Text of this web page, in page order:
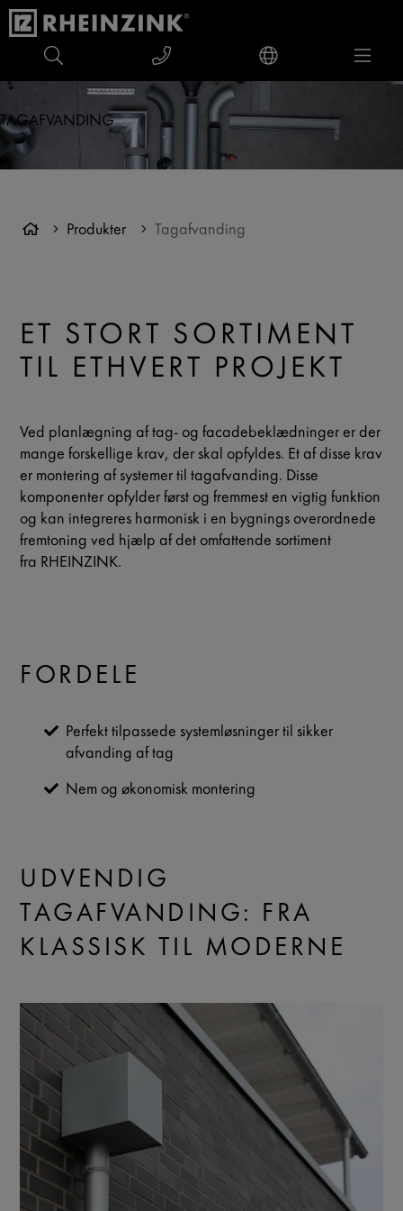
TAGAFVANDING
Produkter Tagafvanding
ET STORT SORTIMENT
TIL ETHVERT PROJEKT
Ved planlægning af tag- og facadebeklædninger er der
mange forskellige krav, der skal opfyldes. Et af disse krav
er montering af systemer til tagafvanding. Disse
komponenter opfylder først og fremmest en vigtig funktion
og kan integreres harmonisk i en bygnings overordnede
fremtoning ved hjælp af det omfattende sortiment
fra RHEINZINK.
FORDELE
Perfekt tilpassede systemløsninger til sikker
afvanding af tag
Nem og økonomisk montering
UDVENDIG
TAGAFVANDING: FRA
KLASSISK TIL MODERNE